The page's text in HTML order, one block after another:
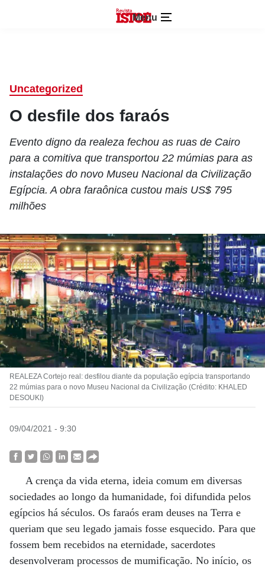
Menu
Uncategorized
O desfile dos faraós
Evento digno da realeza fechou as ruas de Cairo
para a comitiva que transportou 22 múmias para as
instalações do novo Museu Nacional da Civilização
Egípcia. A obra faraônica custou mais US$ 795
milhões
REALEZA Cortejo real: desfilou diante da população egípcia transportando
22 múmias para o novo Museu Nacional da Civilização (Crédito: KHALED
DESOUKI)
09/04/2021 - 9:30
A crença da vida eterna, ideia comum em diversas
sociedades ao longo da humanidade, foi difundida pelos
egípcios há séculos. Os faraós eram deuses na Terra e
queriam que seu legado jamais fosse esquecido. Para que
fossem bem recebidos na eternidade, sacerdotes
desenvolveram processos de mumificação. No início, os